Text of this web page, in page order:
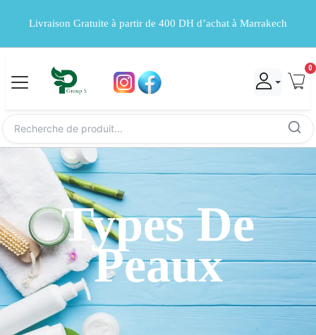
Livraison Gratuite à partir de 400 DH d’achat à Marrakech
0
Types De
Peaux